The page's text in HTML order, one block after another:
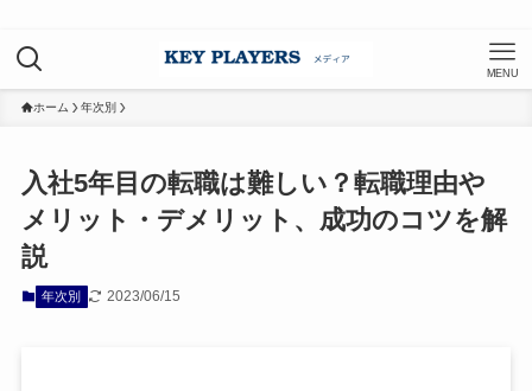
MENU
ホーム 年次別
入社5年目の転職は難しい？転職理由や
メリット・デメリット、成功のコツを解
説
年次別 2023/06/15